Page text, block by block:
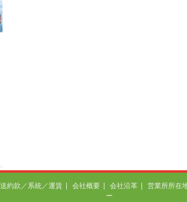
約款／系統／運賃 会社概要 会社沿革 営業所所在
ー